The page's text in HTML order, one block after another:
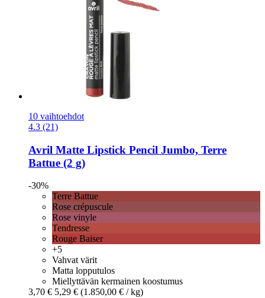
10 vaihtoehdot
4.3 (21)
Avril Matte Lipstick Pencil Jumbo, Terre
Battue (2 g)
-30%
Terre Battue
Rose crépuscule
Rose vinyle
Tendresse
Rouge Baiser
+5
Vahvat värit
Matta lopputulos
Miellyttävän kermainen koostumus
3,70 € 5,29 € (1.850,00 € / kg)